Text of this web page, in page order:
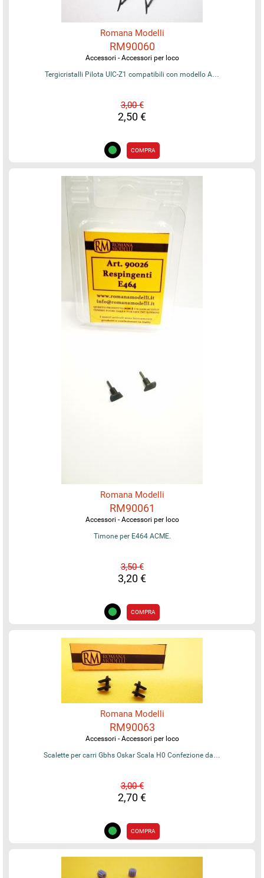
Romana Modelli
RM90060
Accessori - Accessori per loco
Tergicristalli Pilota UIC-Z1 compatibili con modello A…
3,00 €
2,50 €
COMPRA
Romana Modelli
RM90061
Accessori - Accessori per loco
Timone per E464 ACME.
3,50 €
3,20 €
COMPRA
Romana Modelli
RM90063
Accessori - Accessori per loco
Scalette per carri Gbhs Oskar Scala H0 Confezione da…
3,00 €
2,70 €
COMPRA